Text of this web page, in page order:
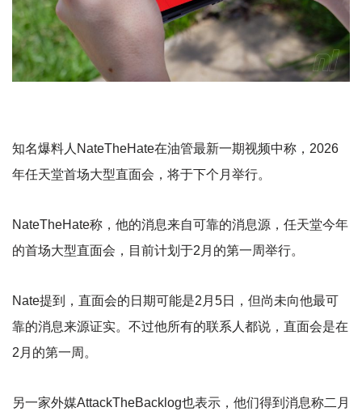
知名爆料人NateTheHate在油管最新一期视频中称，2026
年任天堂首场大型直面会，将于下个月举行。
NateTheHate称，他的消息来自可靠的消息源，任天堂今年
的首场大型直面会，目前计划于2月的第一周举行。
Nate提到，直面会的日期可能是2月5日，但尚未向他最可
靠的消息来源证实。不过他所有的联系人都说，直面会是在
2月的第一周。
另一家外媒AttackTheBacklog也表示，他们得到消息称二月